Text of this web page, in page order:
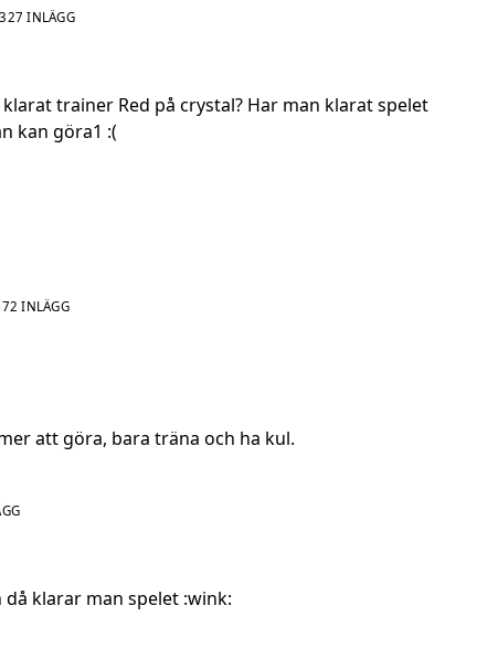
INLÄGG
trainer Red på crystal? Har man klarat spelet
kan göra1 :(
INLÄGG
att göra, bara träna och ha kul.
klarar man spelet :wink: